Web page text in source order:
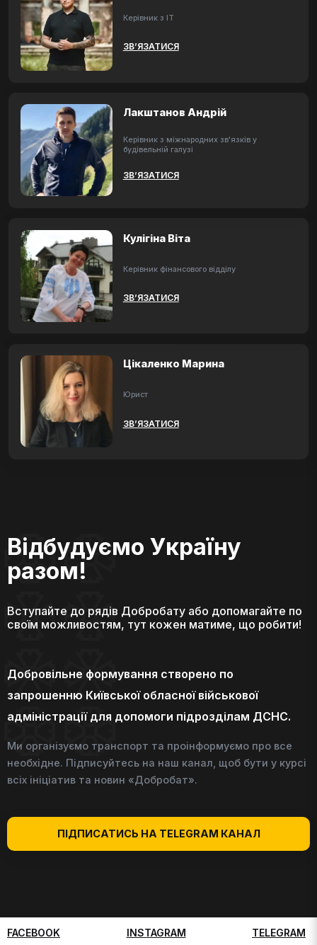
Керівник з ІТ
ЗВ’ЯЗАТИСЯ
Лакштанов Андрій
Керівник з міжнародних зв'язків у
будівельній галузі
ЗВ’ЯЗАТИСЯ
Кулігіна Віта
Керівник фінансового відділу
ЗВ’ЯЗАТИСЯ
Цікаленко Марина
Юрист
ЗВ’ЯЗАТИСЯ
Відбудуємо Україну
разом!
Вступайте до рядів Добробату або допомагайте по
своїм можливостям, тут кожен матиме, що робити!
Добровільне формування створено по
запрошенню Київської обласної військової
адміністрації для допомоги підрозділам ДСНС.
Ми організуємо транспорт та проінформуємо про все
необхідне. Підписуйтесь на наш канал, щоб бути у курсі
всіх ініціатив та новин «Добробат».
ПІДПИСАТИСЬ НА TELEGRAM КАНАЛ
FACEBOOK INSTAGRAM TELEGRAM